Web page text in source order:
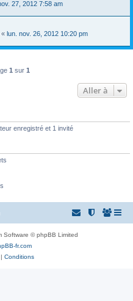
27, 2012 7:58 am
« lun. nov. 26, 2012 10:20 pm
1 sur 1
Aller à
enregistré et 1 invité
Software © phpBB Limited
fr.com
| Conditions